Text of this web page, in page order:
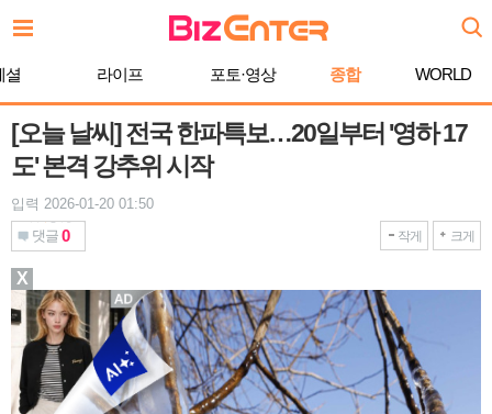
문
로
기
셜 라이프 포토·영상 종합 WORLD
[오늘 날씨] 전국 한파특보…20일부터 '영하 17
도' 본격 강추위 시작
입력 2026-01-20 01:50
댓글 0 작게 크게
X